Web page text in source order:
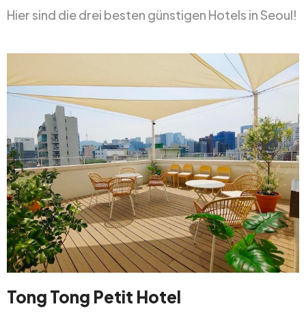
Hier sind die drei besten günstigen Hotels in Seoul!
Tong Tong Petit Hotel